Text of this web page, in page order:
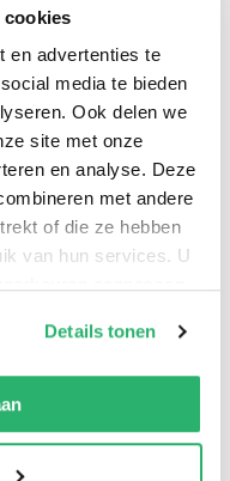
cookies
en advertenties te
media te bieden
Ook delen we
site met onze
en analyse. Deze
met andere
of die ze hebben
van hun services. U
Details tonen
in 2008 de Prijs van